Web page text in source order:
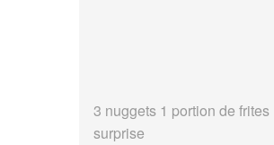
3 nuggets 1 portion de
surprise